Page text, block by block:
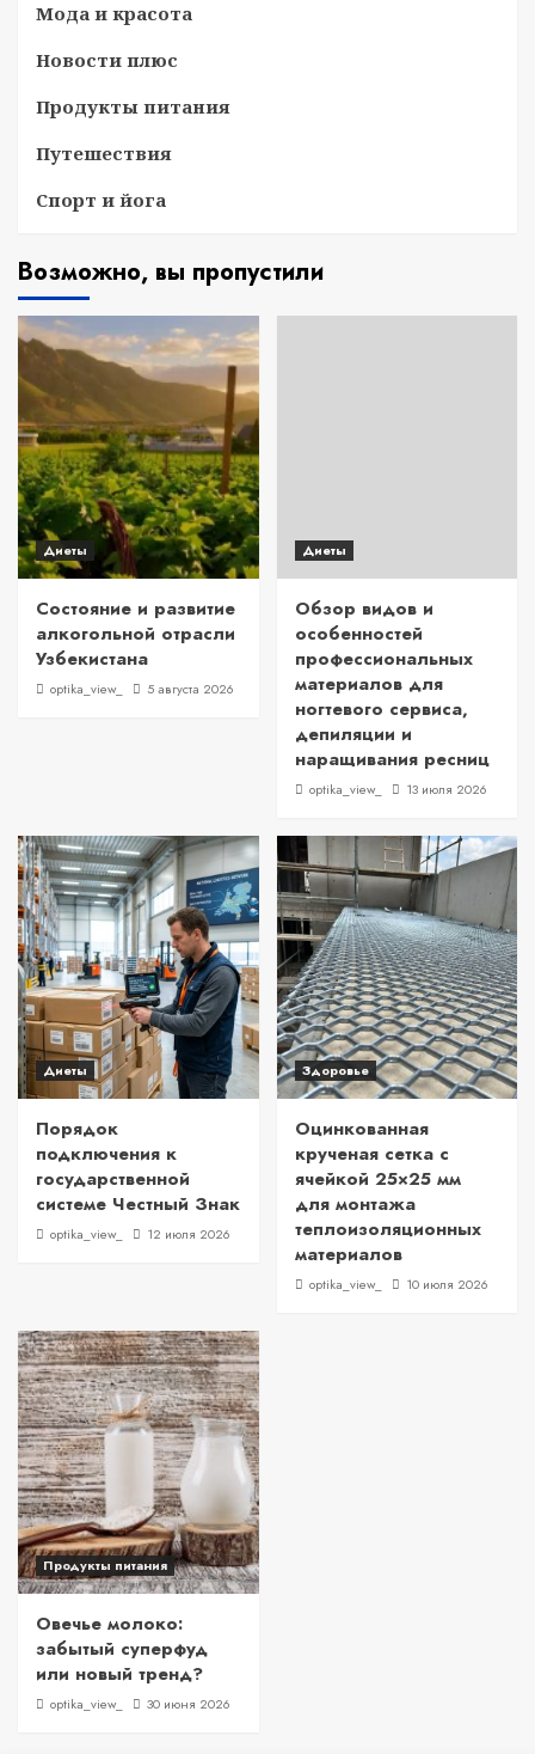
Мода и красота
Новости плюс
Продукты питания
Путешествия
Спорт и йога
Возможно, вы пропустили
Диеты
Состояние и развитие
алкогольной отрасли
Узбекистана
optika_view_ 5 августа 2026
Диеты
Обзор видов и
особенностей
профессиональных
материалов для
ногтевого сервиса,
депиляции и
наращивания ресниц
optika_view_ 13 июля 2026
Диеты
Порядок
подключения к
государственной
системе Честный Знак
optika_view_ 12 июля 2026
Здоровье
Оцинкованная
крученая сетка с
ячейкой 25×25 мм
для монтажа
теплоизоляционных
материалов
optika_view_ 10 июля 2026
Продукты питания
Овечье молоко:
забытый суперфуд
или новый тренд?
optika_view_ 30 июня 2026